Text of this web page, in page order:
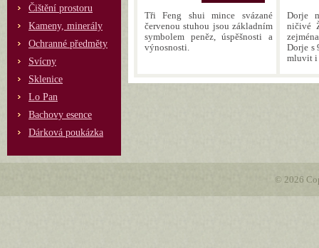
Čištění prostoru
Kameny, minerály
Ochranné předměty
Svícny
Sklenice
Lo Pan
Bachovy esence
Dárková poukázka
Tři Feng shui mince svázané
červenou stuhou jsou základním
symbolem peněz, úspěšnosti a
výnosnosti.
Dorje
ničivé
Dorje s
mluvit i
© 2026